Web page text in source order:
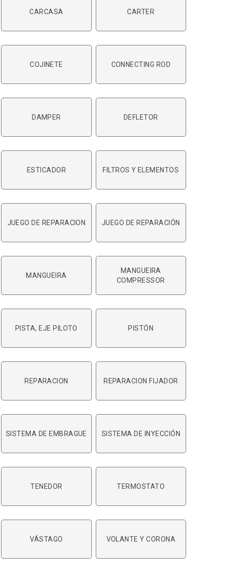
CARCASA CARTER
COJINETE CONNECTING ROD
DAMPER DEFLETOR
ESTICADOR FILTROS Y ELEMENTOS
JUEGO DE REPARACION JUEGO DE REPARACIÓN
MANGUEIRA
MANGUEIRA
COMPRESSOR
PISTA, EJE PILOTO PISTÓN
REPARACION REPARACION FIJADOR
SISTEMA DE EMBRAGUE SISTEMA DE INYECCIÓN
TENEDOR TERMOSTATO
VÁSTAGO VOLANTE Y CORONA